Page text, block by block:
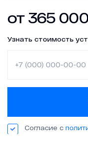
Новости
Политика
от 365
Узнать стоимость
Согласие с